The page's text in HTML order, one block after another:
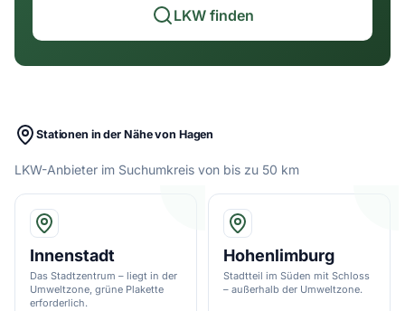
LKW finden
Stationen in der Nähe von Hagen
LKW-Anbieter im Suchumkreis von bis zu 50 km
Innenstadt
Das Stadtzentrum – liegt in der
Umweltzone, grüne Plakette
erforderlich.
Hohenlimburg
Stadtteil im Süden mit Schloss
– außerhalb der Umweltzone.